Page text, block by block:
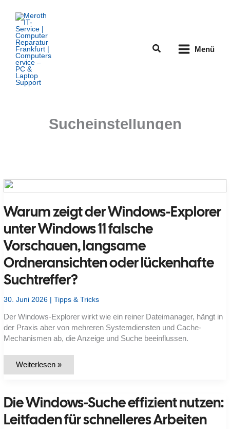
Inhalt
springen
Suchen Menü
Sucheinstellungen
Warum zeigt der Windows-Explorer
unter Windows 11 falsche
Vorschauen, langsame
Ordneransichten oder lückenhafte
Suchtreffer?
30. Juni 2026 |Tipps & Tricks
Der Windows-Explorer wirkt wie ein reiner Dateimanager, hängt in
der Praxis aber von mehreren Systemdiensten und Cache-
Mechanismen ab, die Anzeige und Suche beeinflussen.
Warum
unter
Windows
11
falsche
Weiterlesen »
Die Windows-Suche effizient nutzen:
Leitfaden für schnelleres Arbeiten